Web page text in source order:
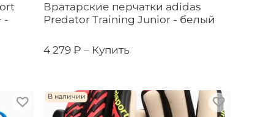
-
Вратарские перчатки adidas
Predator Training Junior - белый
4 279 ₽ – Купить
В наличии